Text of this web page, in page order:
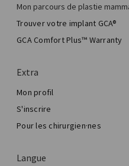
Mon parcours de plastie
Ma chirurgie mammaire
Chirurgie esthétique
Total Breast Reconstruction™
Trouver votre implant GCA®
GCA Comfort Plus™ Warranty
Extra
Mon profil
S'inscrire
Pour les chirurgien·nes
Langue